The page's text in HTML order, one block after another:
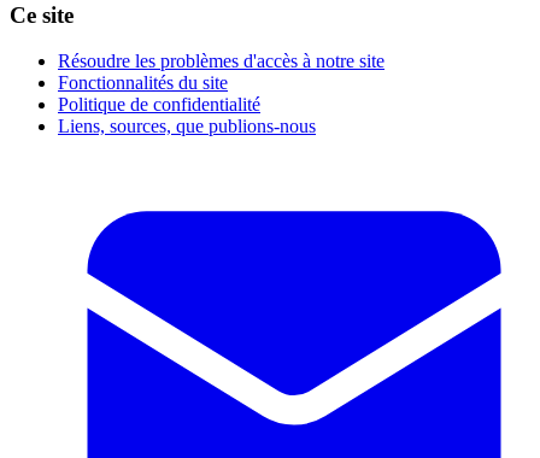
Ce site
Résoudre les problèmes d'accès à notre site
Fonctionnalités du site
Politique de confidentialité
Liens, sources, que publions-nous